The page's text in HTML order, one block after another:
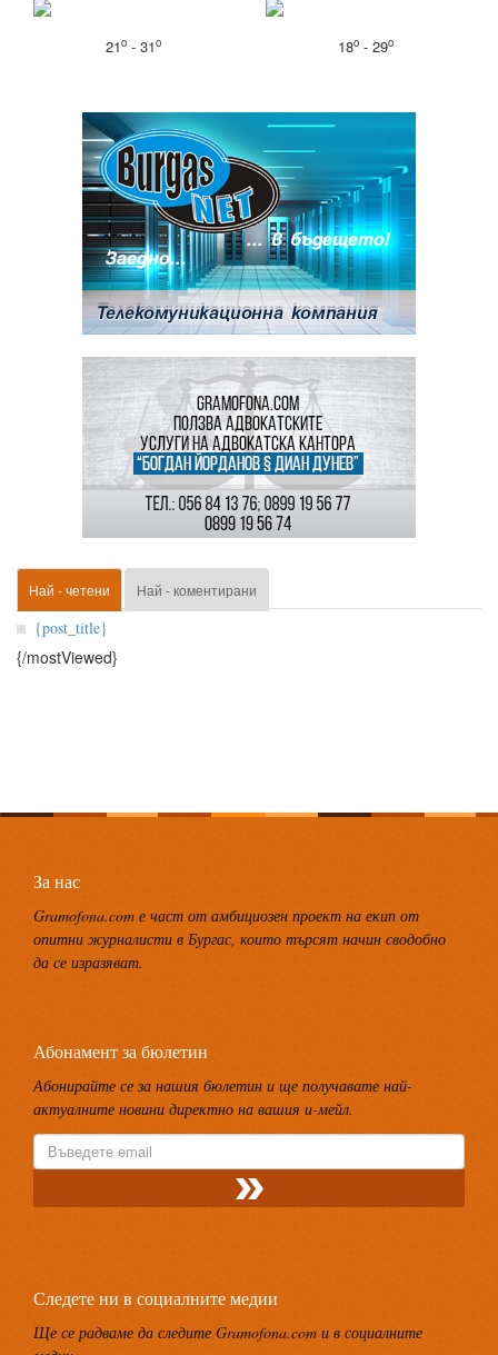
21o- 31o 18o- 29o
Най - четени Най - коментирани
{post_title}
{/mostViewed}
За нас
Gramofona.com е част от амбициозен проект на екип от
опитни журналисти в Бургас, които търсят начин сводобно
да се изразяват.
Абонамент за бюлетин
Абонирайте се за нашия бюлетин и ще получавате най-
актуалните новини директно на вашия и-мейл.
Следете ни в социалните медии
Ще се радваме да следите Gramofona.com и в социалните